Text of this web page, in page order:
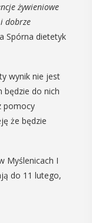
żywieniowe
dobrze
Spórna dietetyk
wynik nie jest
będzie do nich
pomocy
że będzie
Myślenicach I
do 11 lutego,
Dnia
Osób z
Osób z
Intelektualną,
w Myślenicach
od Przejazdu
koło ...